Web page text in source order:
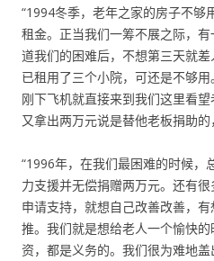
“1994冬季，老年之家的房子不够
租金。正当我们一筹不展之际，
道我们的困难后，不想第三天就
已租用了三个小院，可还是不够
刚下飞机就直接来到我们这里看
又拿出两万元说是替他老板捐助的
“1996年，在我们最困难的时候，
力支援并无偿捐赠两万元。还有
申请支持，就想自己改善改善，
推。我们就是想给老人一个愉快
资，都是义务的。我们很为难地